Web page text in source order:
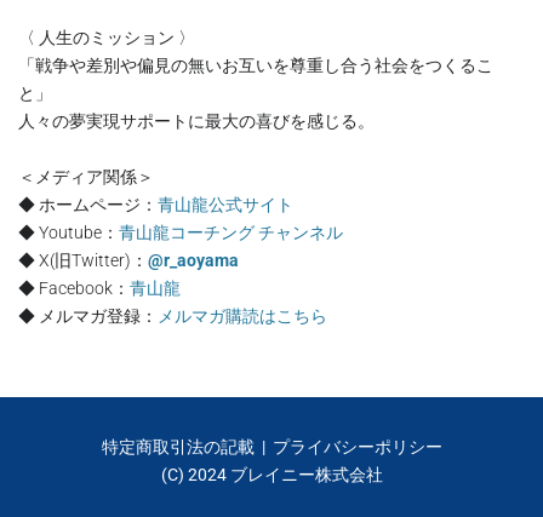
〈 人生のミッション 〉
「戦争や差別や偏見の無いお互いを尊重し合う社会をつくるこ
と」
人々の夢実現サポートに最大の喜びを感じる。
＜メディア関係＞
◆ ホームページ： 青山龍公式サイト
◆ Youtube： 青山龍コーチング チャンネル
◆ X(旧Twitter)： @r_aoyama
◆ Facebook： 青山龍
◆ メルマガ登録： メルマガ購読はこちら
特定商取引法の記載| プライバシーポリシー
(C) 2024 ブレイニー株式会社